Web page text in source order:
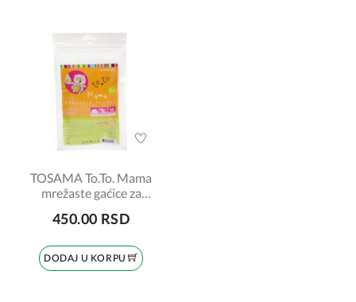
TOSAMA To.To. Mama
mrežaste gaćice za
450.00 RSD
DODAJ U KORPU